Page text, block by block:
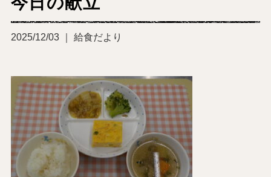
2025/12/03 ｜ 給食だより